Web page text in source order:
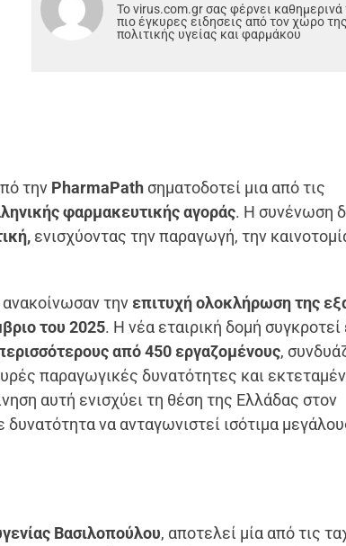
Το virus.com.gr σας φέρνει καθημερινά
πιο έγκυρες ειδησεις από τον χώρο της
πολιτικής υγείας και φαρμάκου
την PharmaPath σηματοδοτεί μια από τις
φαρμακευτικής αγοράς. Η συνένωση
ενισχύοντας την παραγωγή, την
ανακοίνωσαν την επιτυχή ολοκλήρωση της
του 2025. Η νέα εταιρική δομή συγκροτεί
από 450 εργαζομένους,
παραγωγικές δυνατότητες και
αυτή ενισχύει τη θέση της Ελλάδας στον
να ανταγωνιστεί ισότιμα
Βασιλοπούλου, αποτελεί μία από τις